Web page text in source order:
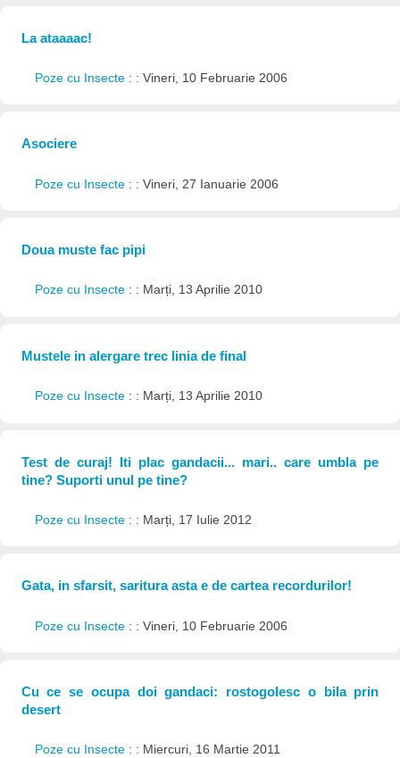
La ataaaac!
Poze cu Insecte : : Vineri, 10 Februarie 2006
Asociere
Poze cu Insecte : : Vineri, 27 Ianuarie 2006
Doua muste fac pipi
Poze cu Insecte : : Marți, 13 Aprilie 2010
Mustele in alergare trec linia de final
Poze cu Insecte : : Marți, 13 Aprilie 2010
Test de curaj! Iti plac gandacii... mari.. care umbla pe
tine? Suporti unul pe tine?
Poze cu Insecte : : Marți, 17 Iulie 2012
Gata, in sfarsit, saritura asta e de cartea recordurilor!
Poze cu Insecte : : Vineri, 10 Februarie 2006
Cu ce se ocupa doi gandaci: rostogolesc o bila prin
desert
Poze cu Insecte : : Miercuri, 16 Martie 2011